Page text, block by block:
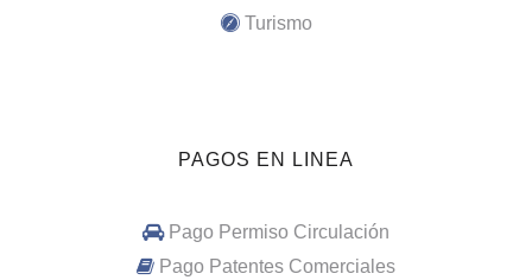
Turismo
PAGOS EN LINEA
Pago Permiso Circulación
Pago Patentes Comerciales